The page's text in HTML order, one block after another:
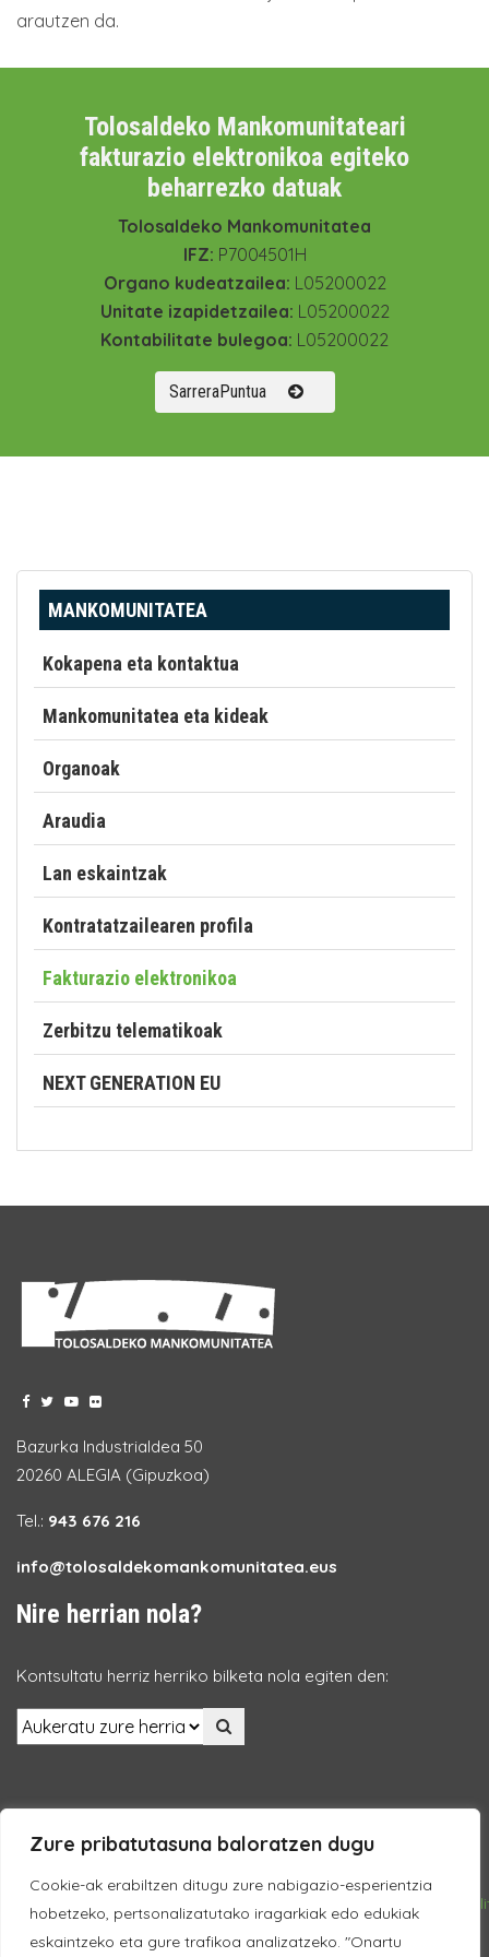
Zure pribatutasuna baloratzen dugu
Cookie-ak erabiltzen ditugu zure nabigazio-esperientzia
hobetzeko, pertsonalizatutako iragarkiak edo edukiak
eskaintzeko eta gure trafikoa analizatzeko. "Onartu
arautzen da.
Tolosaldeko Mankomunitateari
fakturazio elektronikoa egiteko
beharrezko datuak
Tolosaldeko Mankomunitatea
IFZ: P7004501H
Organo kudeatzailea: L05200022
Unitate izapidetzailea: L05200022
Kontabilitate bulegoa: L05200022
SarreraPuntua
MANKOMUNITATEA
Kokapena eta kontaktua
Mankomunitatea eta kideak
Organoak
Araudia
Lan eskaintzak
Kontratatzailearen profila
Fakturazio elektronikoa
Zerbitzu telematikoak
NEXT GENERATION EU
Bazurka Industrialdea 50
20260 ALEGIA (Gipuzkoa)
Tel.: 943 676 216
info@tolosaldekomankomunitatea.eus
Nire herrian nola?
Kontsultatu herriz herriko bilketa nola egiten den:
Cookie